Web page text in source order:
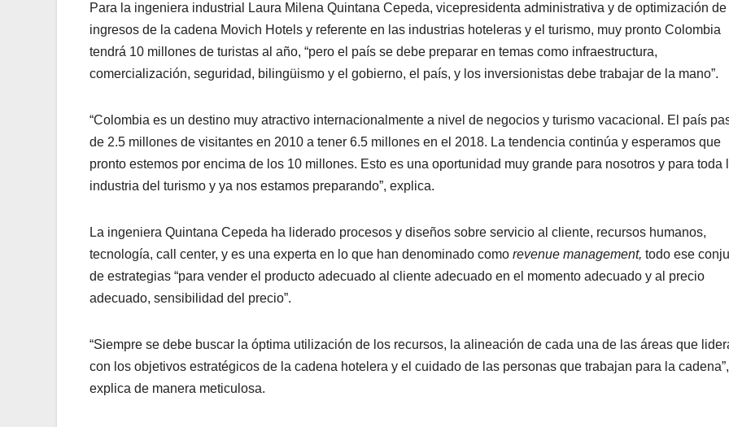
Para la ingeniera industrial Laura Milena Quintana Cepeda, vicepresidenta administrativa y de optimización de
ingresos de la cadena Movich Hotels y referente en las industrias hoteleras y el turismo, muy pronto Colombia
tendrá 10 millones de turistas al año, “pero el país se debe preparar en temas como infraestructura,
comercialización, seguridad, bilingüismo y el gobierno, el país, y los inversionistas debe trabajar de la mano”.
“Colombia es un destino muy atractivo internacionalmente a nivel de negocios y turismo vacacional. El país
de 2.5 millones de visitantes en 2010 a tener 6.5 millones en el 2018. La tendencia continúa y esperamos que
pronto estemos por encima de los 10 millones. Esto es una oportunidad muy grande para nosotros y para toda
industria del turismo y ya nos estamos preparando”, explica.
La ingeniera Quintana Cepeda ha liderado procesos y diseños sobre servicio al cliente, recursos humanos,
tecnología, call center, y es una experta en lo que han denominado como revenue management, todo ese
de estrategias “para vender el producto adecuado al cliente adecuado en el momento adecuado y al precio
adecuado, sensibilidad del precio”.
“Siempre se debe buscar la óptima utilización de los recursos, la alineación de cada una de las áreas que
con los objetivos estratégicos de la cadena hotelera y el cuidado de las personas que trabajan para la cadena”,
explica de manera meticulosa.